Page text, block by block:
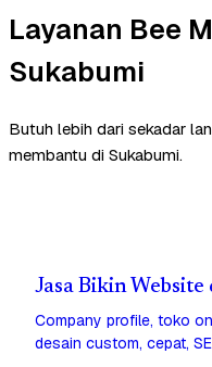
Layanan Bee
Sukabumi
Butuh lebih dari sekadar
membantu di Sukabumi.
Jasa Bikin
Company profile, toko
desain custom, cepat,